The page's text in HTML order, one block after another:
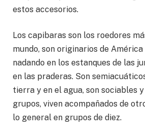
estos accesorios.
Los capibaras son los roedores
mundo, son originarios de América
nadando en los estanques de las
en las praderas. Son
tierra y en el agua, son sociables
grupos, viven acompañados de
lo general en grupos de diez.